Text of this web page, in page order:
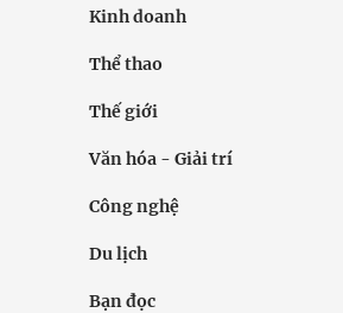
Kinh doanh
Thể thao
Thế giới
Văn hóa - Giải trí
Công nghệ
Du lịch
Bạn đọc